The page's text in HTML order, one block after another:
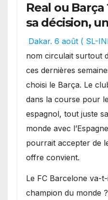
Real ou Barça
sa décision,
pourrait faire
sur le marché
transferts.
Dakar. 6 août ( SL-
nom circulait surtout
ces dernières
choisi le Barça. Le
dans la course pour
espagnol, tout juste
monde avec
pourrait accepter de
offre convient.
​Le FC Barcelone va-
champion du monde